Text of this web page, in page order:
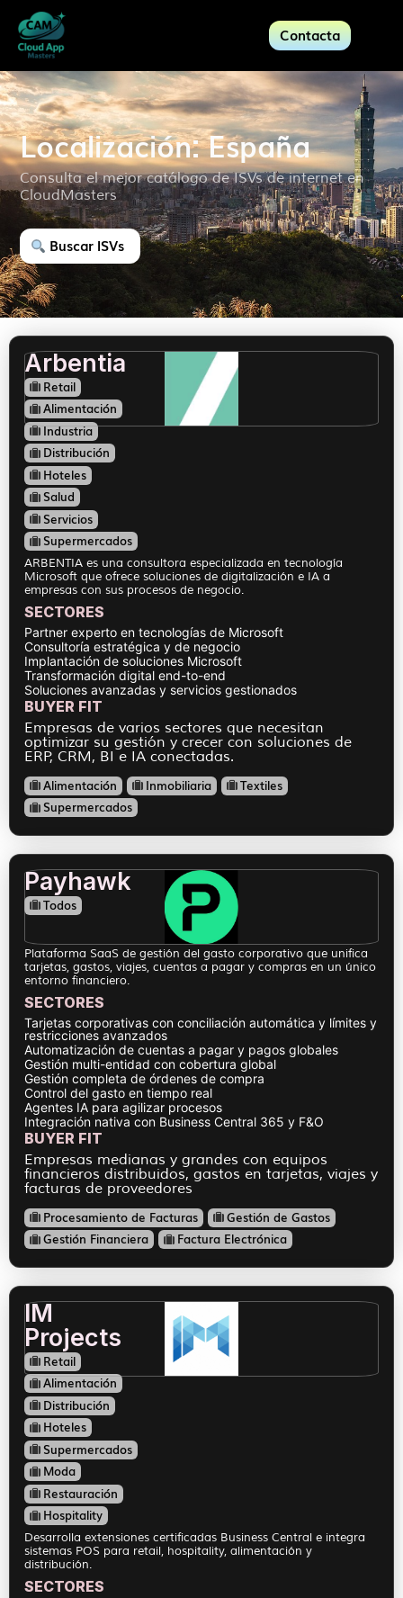
Contacta
Localización: España
Consulta el mejor catálogo de ISVs de internet en
CloudMasters
Buscar ISVs
Arbentia
Retail
Alimentación
Industria
Distribución
Hoteles
Salud
Servicios
Supermercados
ARBENTIA es una consultora especializada en tecnología
Microsoft que ofrece soluciones de digitalización e IA a
empresas con sus procesos de negocio.
SECTORES
Partner experto en tecnologías de Microsoft
Consultoría estratégica y de negocio
Implantación de soluciones Microsoft
Transformación digital end-to-end
Soluciones avanzadas y servicios gestionados
BUYER FIT
Empresas de varios sectores que necesitan
optimizar su gestión y crecer con soluciones de
ERP, CRM, BI e IA conectadas.
Alimentación Inmobiliaria
Textiles
Supermercados
Payhawk
Todos
Plataforma SaaS de gestión del gasto corporativo que unifica
tarjetas, gastos, viajes, cuentas a pagar y compras en un único
entorno financiero.
SECTORES
Tarjetas corporativas con conciliación automática y límites y
restricciones avanzados
Automatización de cuentas a pagar y pagos globales
Gestión multi-entidad con cobertura global
Gestión completa de órdenes de compra
Control del gasto en tiempo real
Agentes IA para agilizar procesos
Integración nativa con Business Central 365 y F&O
BUYER FIT
Empresas medianas y grandes con equipos
financieros distribuidos, gastos en tarjetas, viajes y
facturas de proveedores
Procesamiento de Facturas
Gestión de Gastos
Gestión Financiera
Factura Electrónica
IM
Projects
Retail
Alimentación
Distribución
Hoteles
Supermercados
Moda
Restauración
Hospitality
Desarrolla extensiones certificadas Business Central e integra
sistemas POS para retail, hospitality, alimentación y
distribución.
SECTORES